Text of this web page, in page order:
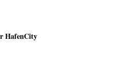
HafenCity